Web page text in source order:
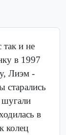
и не
в 1997
Лиэм -
старались
шугали
в
колец